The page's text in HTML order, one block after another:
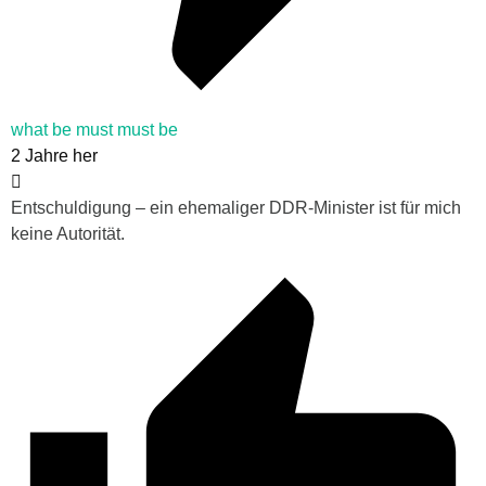
what be must must be
2 Jahre her
Entschuldigung – ein ehemaliger DDR-Minister ist für mich
keine Autorität.